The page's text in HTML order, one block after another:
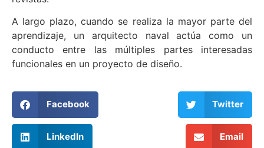
A largo plazo, cuando se realiza la mayor parte del
aprendizaje, un arquitecto naval actúa como un
conducto entre las múltiples partes interesadas
funcionales en un proyecto de diseño.
Facebook Twitter
LinkedIn Email